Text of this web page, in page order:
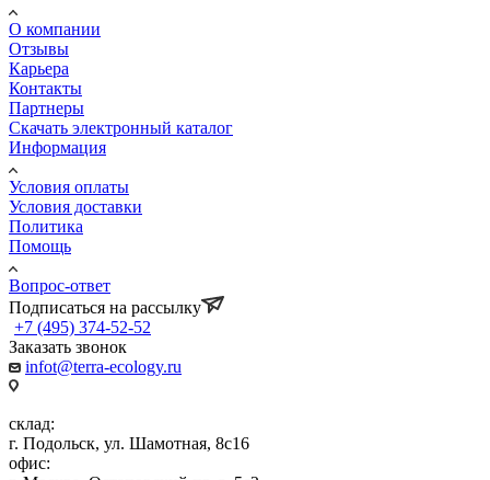
О компании
Отзывы
Карьера
Контакты
Партнеры
Скачать электронный каталог
Информация
Условия оплаты
Условия доставки
Политика
Помощь
Вопрос-ответ
Подписаться на рассылку
+7 (495) 374-52-52
Заказать звонок
infot@terra-ecology.ru
склад:
г. Подольск, ул. Шамотная, 8с16
офис: